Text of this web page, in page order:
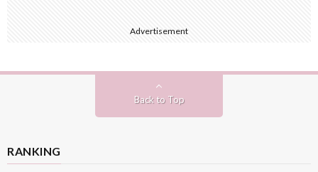
Advertisement
Back to Top
RANKING